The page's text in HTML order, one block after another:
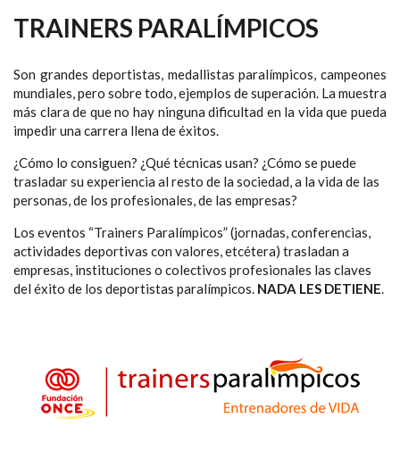
DE
AYUDA
A
LA
NAVEGACIÓN
TRAINERS PARALÍMPICOS
Son grandes deportistas, medallistas paralímpicos, campeones
mundiales, pero sobre todo, ejemplos de superación. La muestra
más clara de que no hay ninguna dificultad en la vida que pueda
impedir una carrera llena de éxitos.
¿Cómo lo consiguen? ¿Qué técnicas usan? ¿Cómo se puede
trasladar su experiencia al resto de la sociedad, a la vida de las
personas, de los profesionales, de las empresas?
Los eventos “Trainers Paralímpicos” (jornadas, conferencias,
actividades deportivas con valores, etcétera) trasladan a
empresas, instituciones o colectivos profesionales las claves
del éxito de los deportistas paralímpicos. NADA LES DETIENE.